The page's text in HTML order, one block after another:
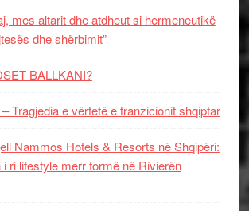
mes altarit dhe atdheut si hermeneutikë
dhe shërbimit”
BALLKANI?
Tragjedia e vërtetë e tranzicionit shqiptar
Nammos Hotels & Resorts në Shqipëri:
i ri lifestyle merr formë në Rivierën